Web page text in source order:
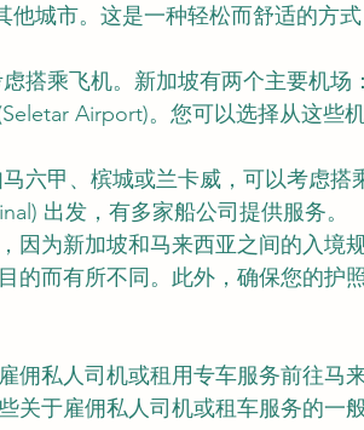
城市。这是一种轻松而舒适的方式
搭乘飞机。新加坡有两个主要机场：
Airport)。您可以选择从这些
六甲、槟城或兰卡威，可以考虑搭
出发，有多家船公司提供服务。
因为新加坡和马来西亚之间的入境
而有所不同。此外，确保您的护照
佣私人司机或租用专车服务前往马
关于雇佣私人司机或租车服务的一